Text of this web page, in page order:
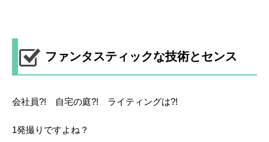
ファンタスティックな技術とセンス
会社員?! 自宅の庭?! ライティングは?!
1発撮りですよね？